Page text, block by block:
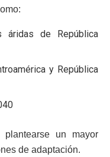
de República
y República
un mayor
de adaptación.